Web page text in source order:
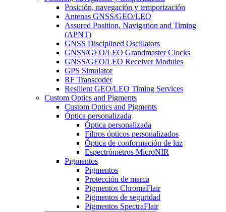
Posición, navegación y temporización
Antenas GNSS/GEO/LEO
Assured Position, Navigation and Timing
(APNT)
GNSS Disciplined Oscillators
GNSS/GEO/LEO Grandmaster Clocks
GNSS/GEO/LEO Receiver Modules
GPS Simulator
RF Transcoder
Resilient GEO/LEO Timing Services
Custom Optics and Pigments
Custom Optics and Pigments
Óptica personalizada
Óptica personalizada
Filtros ópticos personalizados
Óptica de conformación de luz
Espectrómetros MicroNIR
Pigmentos
Pigmentos
Protección de marca
Pigmentos ChromaFlair
Pigmentos de seguridad
Pigmentos SpectraFlair